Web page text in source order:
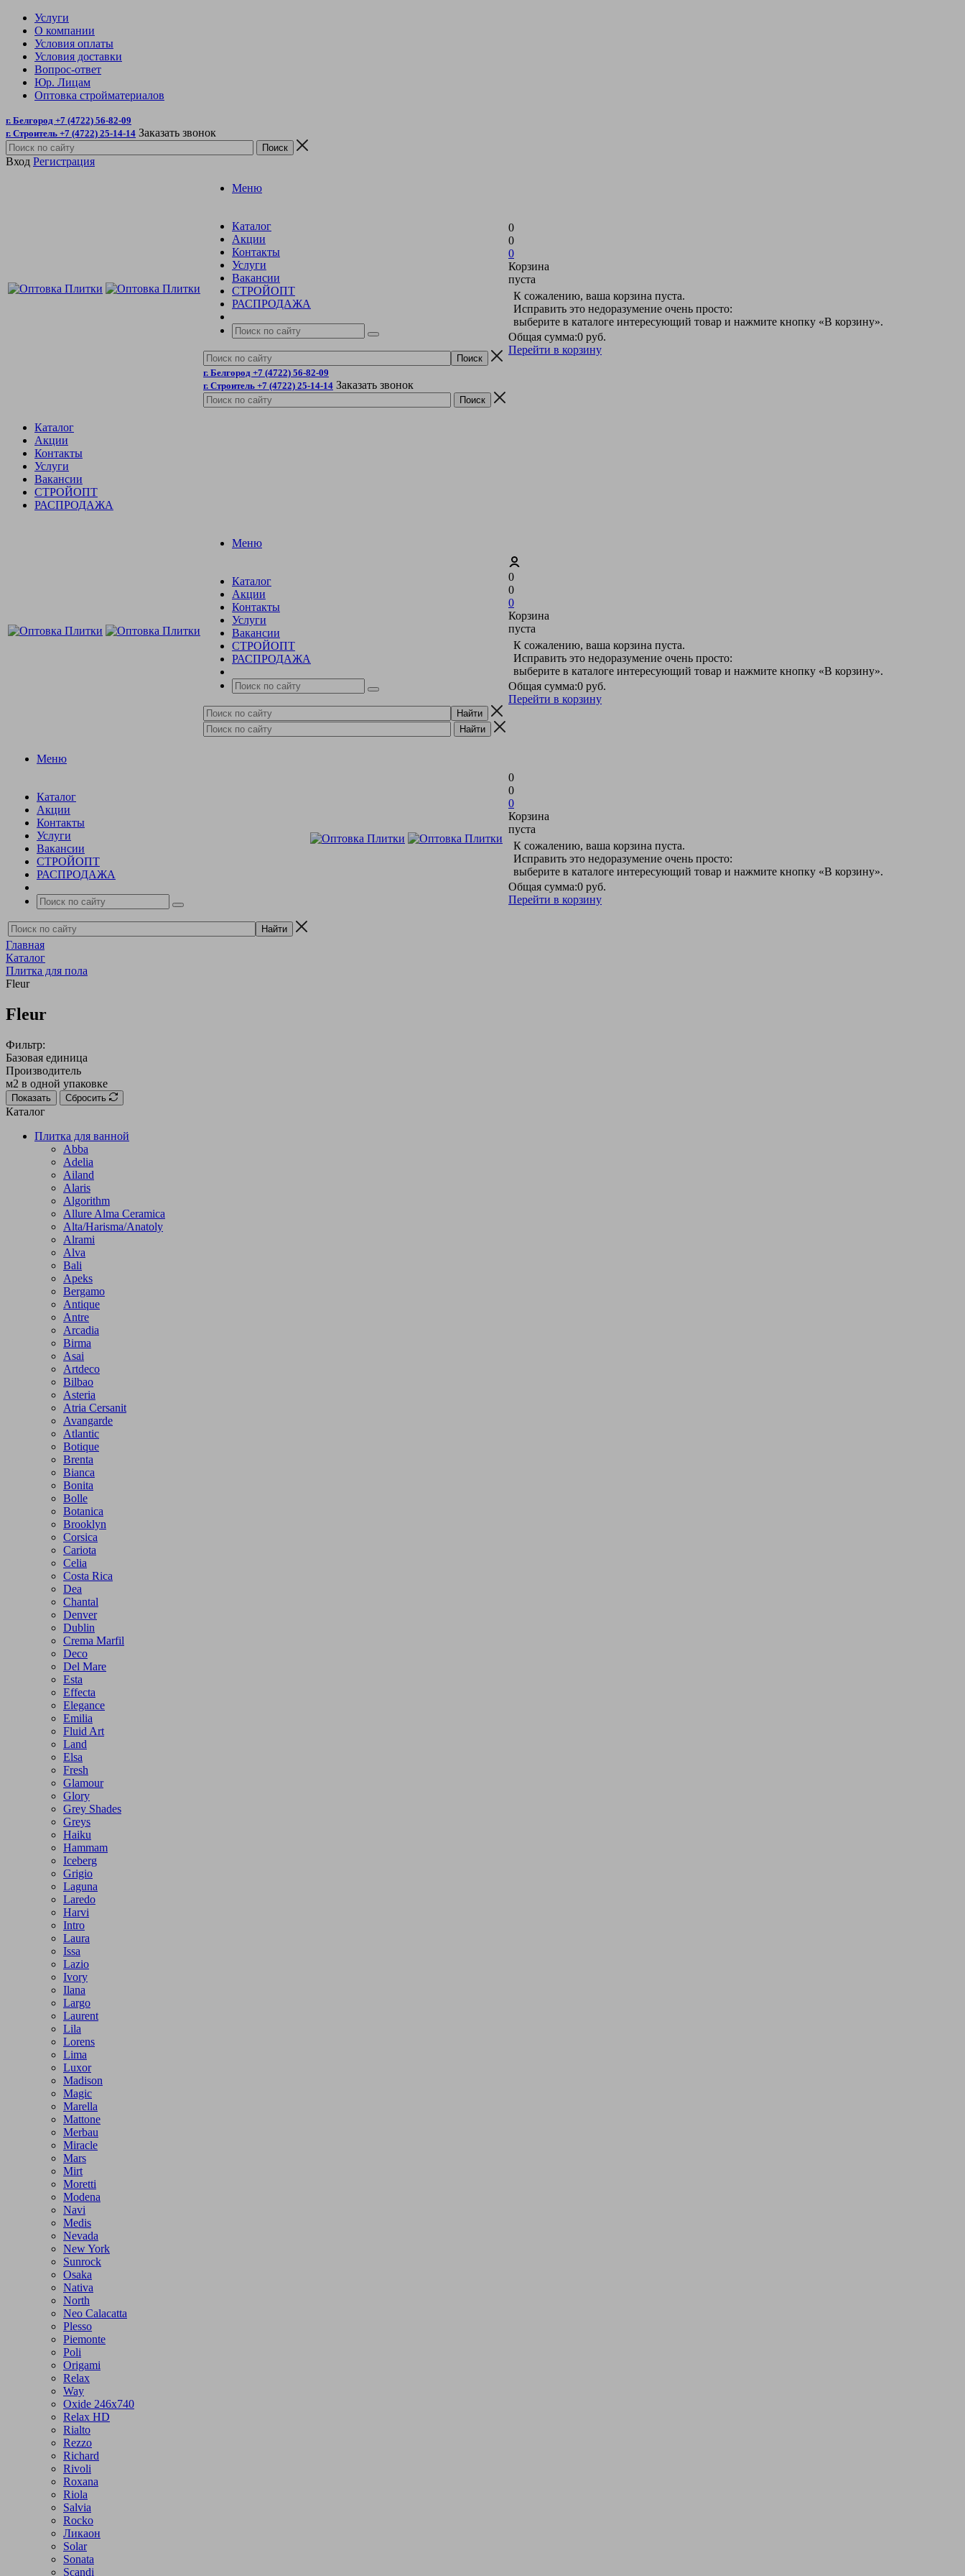
Услуги
О компании
Условия оплаты
Условия доставки
Вопрос-ответ
Юр. Лицам
Оптовка стройматериалов
г. Белгород +7 (4722) 56-82-09
г. Строитель +7 (4722) 25-14-14 Заказать звонок
Вход Регистрация
Меню
Каталог
Акции
Контакты
Услуги
Вакансии
СТРОЙОПТ
РАСПРОДАЖА
г. Белгород +7 (4722) 56-82-09
г. Строитель +7 (4722) 25-14-14 Заказать звонок
0
0
0
Корзина
пуста
К сожалению, ваша корзина пуста.
Исправить это недоразумение очень просто:
выберите в каталоге интересующий товар и нажмите кнопку «В корзину».
Общая сумма:0 руб.
Перейти в корзину
Каталог
Акции
Контакты
Услуги
Вакансии
СТРОЙОПТ
РАСПРОДАЖА
Меню
Каталог
Акции
Контакты
Услуги
Вакансии
СТРОЙОПТ
РАСПРОДАЖА
0
0
0
Корзина
пуста
К сожалению, ваша корзина пуста.
Исправить это недоразумение очень просто:
выберите в каталоге интересующий товар и нажмите кнопку «В корзину».
Общая сумма:0 руб.
Перейти в корзину
Меню
Каталог
Акции
Контакты
Услуги
Вакансии
СТРОЙОПТ
РАСПРОДАЖА
0
0
0
Корзина
пуста
К сожалению, ваша корзина пуста.
Исправить это недоразумение очень просто:
выберите в каталоге интересующий товар и нажмите кнопку «В корзину».
Общая сумма:0 руб.
Перейти в корзину
Главная
Каталог
Плитка для пола
Fleur
Fleur
Фильтр:
Базовая единица
Производитель
м2 в одной упаковке
Показать Сбросить
Каталог
Плитка для ванной
Abba
Adelia
Ailand
Alaris
Algorithm
Allure Alma Ceramica
Alta/Harisma/Anatoly
Alrami
Alva
Bali
Apeks
Bergamo
Antique
Antre
Arcadia
Birma
Asai
Artdeco
Bilbao
Asteria
Atria Cersanit
Avangarde
Atlantic
Botique
Brenta
Bianca
Bonita
Bolle
Botanica
Brooklyn
Corsica
Cariota
Celia
Costa Rica
Dea
Chantal
Denver
Dublin
Crema Marfil
Deco
Del Mare
Esta
Effecta
Elegance
Emilia
Fluid Art
Land
Elsa
Fresh
Glamour
Glory
Grey Shades
Greys
Haiku
Hammam
Iceberg
Grigio
Laguna
Laredo
Harvi
Intro
Laura
Issa
Lazio
Ivory
Ilana
Largo
Laurent
Lila
Lorens
Lima
Luxor
Madison
Magic
Marella
Mattone
Merbau
Miracle
Mars
Mirt
Moretti
Modena
Navi
Medis
Nevada
New York
Sunrock
Osaka
Nativa
North
Neo Calacatta
Plesso
Piemonte
Poli
Origami
Relax
Way
Oxide 246x740
Relax HD
Rialto
Rezzo
Richard
Rivoli
Roxana
Riola
Salvia
Rocko
Ликаон
Solar
Sonata
Scandi